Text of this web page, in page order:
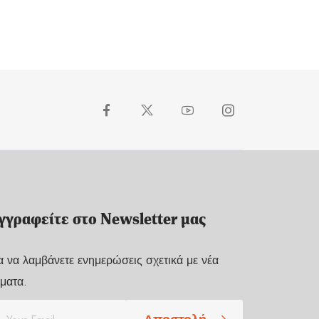
στο Newsletter μας
να λαμβάνετε ενημερώσεις σχετικά με νέα